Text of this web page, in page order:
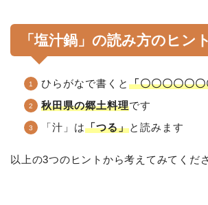
「塩汁鍋」の読み方のヒン
ひらがなで書くと 「〇〇〇〇〇
秋田県の郷土料理です
「汁」は「つる」と読みます
以上の3つのヒントから考えてみてくだ